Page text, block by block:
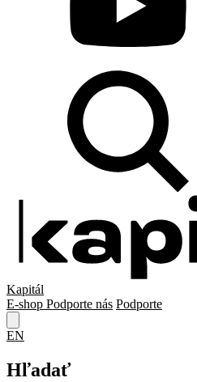
Kapitál
E-shop Podporte nás Podporte
EN
Hľadať